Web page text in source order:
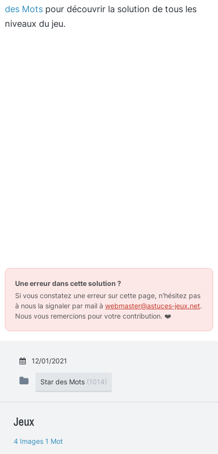
des Mots pour découvrir la solution de tous les
niveaux du jeu.
Une erreur dans cette solution ?
Si vous constatez une erreur sur cette page, n'hésitez pas
à nous la signaler par mail à webmaster@astuces-jeux.net.
Nous vous remercions pour votre contribution. ❤️
12/01/2021
Star des Mots (1014)
Jeux
4 Images 1 Mot